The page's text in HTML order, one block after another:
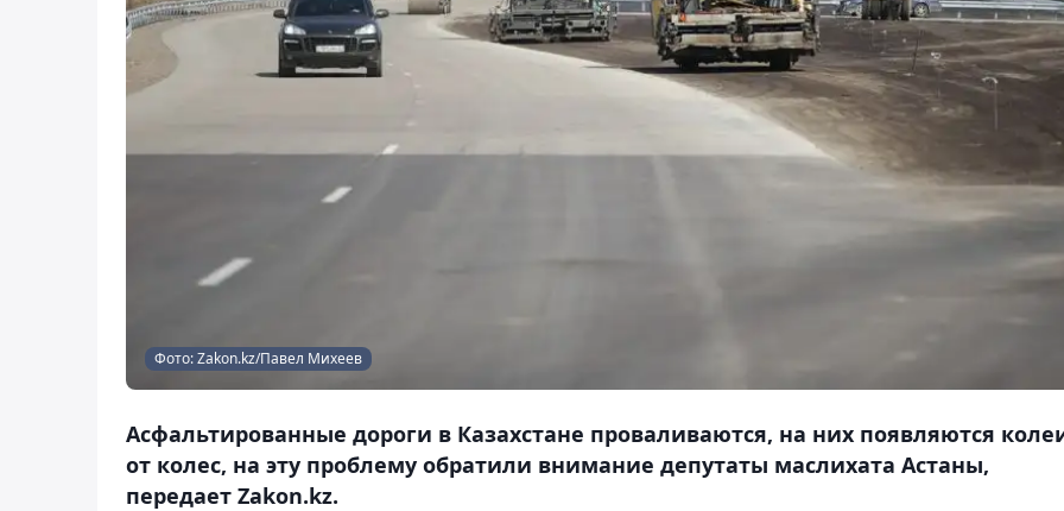
Фото: Zakon.kz/Павел Михеев
Асфальтированные дороги в Казахстане проваливаются, на них появляются
от колес, на эту проблему обратили внимание депутаты маслихата Астаны,
передает Zakon.kz.